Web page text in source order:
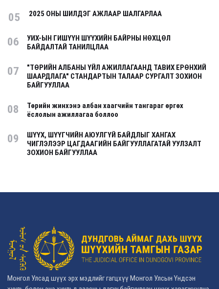
05 2025 ОНЫ ШИЛДЭГ АЖЛААР ШАЛГАРЛАА
06
УИХ-ЫН ГИШҮҮН ШҮҮХИЙН БАЙРНЫ НӨХЦӨЛ
БАЙДАЛТАЙ ТАНИЛЦЛАА
07
"ТӨРИЙН АЛБАНЫ ҮЙЛ АЖИЛЛАГААНД ТАВИХ ЕРӨНХИЙ
ШААРДЛАГА" СТАНДАРТЫН ТАЛААР СУРГАЛТ ЗОХИОН
БАЙГУУЛЛАА
08
Төрийн жинхэнэ албан хаагчийн тангараг өргөх
ёслолын ажиллагаа боллоо
09
ШҮҮХ, ШҮҮГЧИЙН АЮУЛГҮЙ БАЙДЛЫГ ХАНГАХ
ЧИГЛЭЛЭЭР ЦАГДААГИЙН БАЙГУУЛЛАГАТАЙ УУЛЗАЛТ
ЗОХИОН БАЙГУУЛЛАА
Монгол Улсад шүүх эрх мэдлийг гагцхүү Монгол Улсын Үндсэн